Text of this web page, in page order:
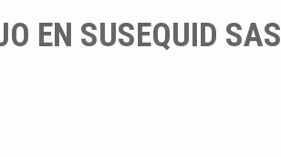
EN SUSEQUID SAS